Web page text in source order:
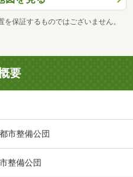
保証するものではございません。
要
市整備公団
整備公団